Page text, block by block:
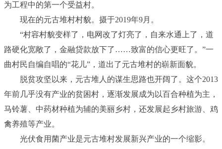
为工程中的第一个受益村。
现在的元古堆村村貌。摄于2019年9月。
“村容村貌变样了，电网改了灯亮了，自来水通上了，道
路硬化宽敞了，金融贷款放下了……致富的信心更旺了。”一
曲村民自编自唱的“花儿”，道出了元古堆村的崭新面貌。
脱贫攻坚以来，元古堆人的谋生思路也开阔了。这个2013
年前几乎没有产业的贫困村，逐渐发展成为以百合种植为主，
马铃薯、中药材种植为辅的美丽乡村，还发展起乡村旅游、鸡
禽养殖等产业。
光伏食用菌产业是元古堆村发展新兴产业的一个缩影。